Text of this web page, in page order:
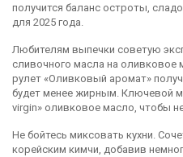
получится баланс остроты,
для 2025 года.
Любителям выпечки советую
сливочного масла на оливковое
рулет «Оливковый аромат»
будет менее жирным. Ключевой
virgin» оливковое масло, чтобы
Не бойтесь миксовать кухни.
корейским кимчи, добавив